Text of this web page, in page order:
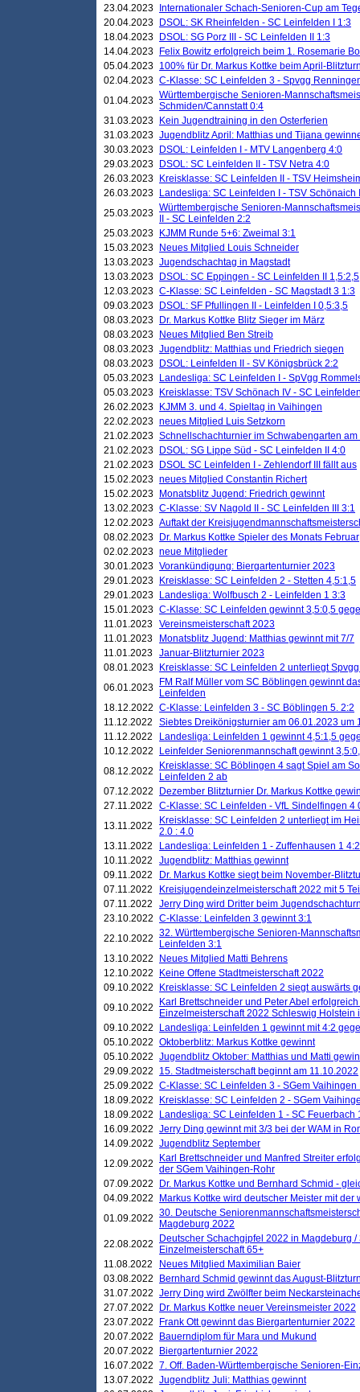
23.04.2023
Internationaler Schach-Senioren-Cup am
20.04.2023
DSOL: SK Rheinfelden - SC Leinfelden I 1:3
18.04.2023
DSOL: SG Porz III - SC Leinfelden II 1:3
14.04.2023
Felix Bowitz erfolgreich beim 1. Rosemarie
05.04.2023 100% für Dr. Markus Kottke beim April-
02.04.2023 C-Klasse: SC Leinfelden 3 - Spvgg
01.04.2023 Württembergische Senioren-
Schmiden/Cannstatt 0:4
31.03.2023
Kein Jugendtraining in den Osterferien
31.03.2023 Jugendblitz April: Matthias und Tijana
30.03.2023
DSOL: Leinfelden I - MTV Langenberg 4:0
29.03.2023
DSOL: SC Leinfelden II - TSV Netra 4:0
26.03.2023
Kreisklasse: SC Leinfelden II - TSV
26.03.2023
Landesliga: SC Leinfelden I - TSV Schönaich
25.03.2023 Württembergische Senioren-
II - SC Leinfelden 2:2
25.03.2023
KJMM Runde 5+6: Zweimal 3:1
15.03.2023
Neues Mitglied Louis Schneider
13.03.2023 Jugendschachtag in Magstadt
13.03.2023
DSOL: SC Eppingen - SC Leinfelden II 1,5:2,5
12.03.2023 C-Klasse: SC Leinfelden - SC Magstadt 3 1:3
09.03.2023
DSOL: SF Pfullingen II - Leinfelden I 0,5:3,5
08.03.2023
Dr. Markus Kottke Blitz Sieger im März
08.03.2023
Neues Mitglied Ben Streib
08.03.2023 Jugendblitz: Matthias und Friedrich siegen
08.03.2023
DSOL: Leinfelden II - SV Königsbrück 2:2
05.03.2023
Landesliga: SC Leinfelden I - SpVgg
05.03.2023
Kreisklasse: TSV Schönach IV - SC
26.02.2023
KJMM 3. und 4. Spieltag in Vaihingen
22.02.2023 neues Mitglied Luis Setzkorn
21.02.2023 Schnellschachturnier im Schwabengarten
21.02.2023
DSOL: SG Lippe Süd - SC Leinfelden II 4:0
21.02.2023
DSOL SC Leinfelden I - Zehlendorf III fällt aus
15.02.2023 neues Mitglied Constantin Richert
15.02.2023
Monatsblitz Jugend: Friedrich gewinnt
13.02.2023 C-Klasse: SV Nagold II - SC Leinfelden III 3:1
12.02.2023 Auftakt der
08.02.2023
Dr. Markus Kottke Spieler des Monats Februar
02.02.2023 neue Mitglieder
30.01.2023 Vorankündigung: Biergartenturnier 2023
29.01.2023
Kreisklasse: SC Leinfelden 2 - Stetten 4,5:1,5
29.01.2023
Landesliga: Wolfbusch 2 - Leinfelden 1 3:3
15.01.2023 C-Klasse: SC Leinfelden gewinnt 3,5:0,5
11.01.2023 Vereinsmeisterschaft 2023
11.01.2023
Monatsblitz Jugend: Matthias gewinnt mit 7/7
11.01.2023 Januar-Blitzturnier 2023
08.01.2023
Kreisklasse: SC Leinfelden 2 unterliegt
06.01.2023
FM Ralf Müller vom SC Böblingen gewinnt
Leinfelden
18.12.2022 C-Klasse: Leinfelden 3 - SC Böblingen 5. 2:2
11.12.2022
Siebtes Dreikönigsturnier am 06.01.2023 um
11.12.2022
Landesliga: Leinfelden 1 gewinnt 4,5:1,5
10.12.2022
Leinfelder Seniorenmannschaft gewinnt
08.12.2022
Kreisklasse: SC Böblingen 4 sagt Spiel am
Leinfelden 2 ab
07.12.2022
Dezember Blitzturnier Dr. Markus Kottke
27.11.2022
C-Klasse: SC Leinfelden - VfL Sindelfingen 4
13.11.2022
Kreisklasse: SC Leinfelden 2 unterliegt im
2.0 : 4.0
13.11.2022
Landesliga: Leinfelden 1 - Zuffenhausen 1 4:2
10.11.2022
Jugendblitz: Matthias gewinnt
09.11.2022
Dr. Markus Kottke siegt beim November-
07.11.2022
Kreisjugendeinzelmeisterschaft 2022 mit 5
07.11.2022
Jerry Ding wird Dritter beim
23.10.2022 C-Klasse: Leinfelden 3 gewinnt 3:1
22.10.2022 32. Württembergische Senioren-
Leinfelden 3:1
13.10.2022
Neues Mitglied Matti Behrens
12.10.2022
Keine Offene Stadtmeisterschaft 2022
09.10.2022
Kreisklasse: SC Leinfelden 2 siegt auswärts
09.10.2022
Karl Brettschneider und Peter Abel
Einzelmeisterschaft 2022 Schleswig Holstein
09.10.2022
Landesliga: Leinfelden 1 gewinnt mit 4:2
05.10.2022 Oktoberblitz: Markus Kottke gewinnt
05.10.2022 Jugendblitz Oktober: Matthias und Matti
29.09.2022
15. Stadtmeisterschaft beginnt am 11.10.2022
25.09.2022 C-Klasse: SC Leinfelden 3 - SGem Vaihingen
18.09.2022
Kreisklasse: SC Leinfelden 2 - SGem
18.09.2022
Landesliga: SC Leinfelden 1 - SC Feuerbach
16.09.2022 Jerry Ding gewinnt mit 3/3 bei der WAM in
14.09.2022 Jugendblitz September
12.09.2022
Karl Brettschneider und Manfred Streiter
der SGem Vaihingen-Rohr
07.09.2022
Dr. Markus Kottke und Bernhard Schmid -
04.09.2022
Markus Kottke wird deutscher Meister mit
01.09.2022 30. Deutsche
Magdeburg 2022
22.08.2022
Deutscher Schachgipfel 2022 in Magdeburg
Einzelmeisterschaft 65+
11.08.2022
Neues Mitglied Maximilian Baier
03.08.2022
Bernhard Schmid gewinnt das August-
31.07.2022 Jerry Ding wird Zwölfter beim
27.07.2022
Dr. Markus Kottke neuer Vereinsmeister 2022
23.07.2022
Frank Ott gewinnt das Biergartenturnier 2022
20.07.2022
Bauerndiplom für Mara und Mukund
20.07.2022
Biergartenturnier 2022
16.07.2022 7. Off. Baden-Württembergische Senioren-
13.07.2022 Jugendblitz Juli: Matthias gewinnt